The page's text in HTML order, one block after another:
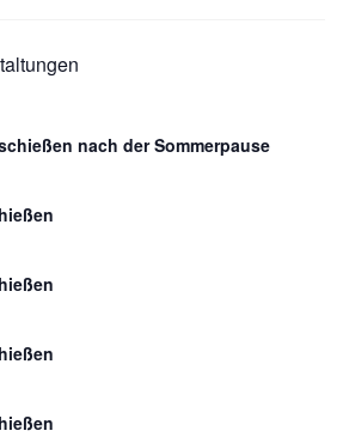
Ergebnissenach der Sommerpause